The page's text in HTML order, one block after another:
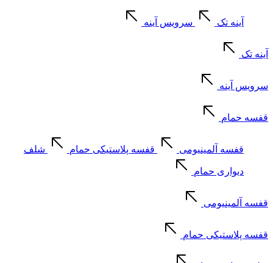
آینه تک سرویس آینه
آینه تک
سرویس آینه
قفسه حمام
قفسه آلمینیومی قفسه پلاستیکی حمام شلف
دیواری حمام
قفسه آلمینیومی
قفسه پلاستیکی حمام